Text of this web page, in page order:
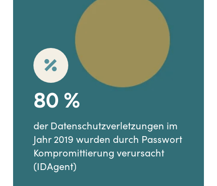
80 %
der Datenschutzverletzungen im
Jahr 2019 wurden durch Passwort
Kompromittierung verursacht
(IDAgent)